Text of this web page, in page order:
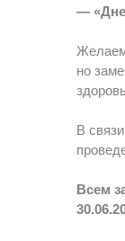
—
Желаем
но
В
Всем